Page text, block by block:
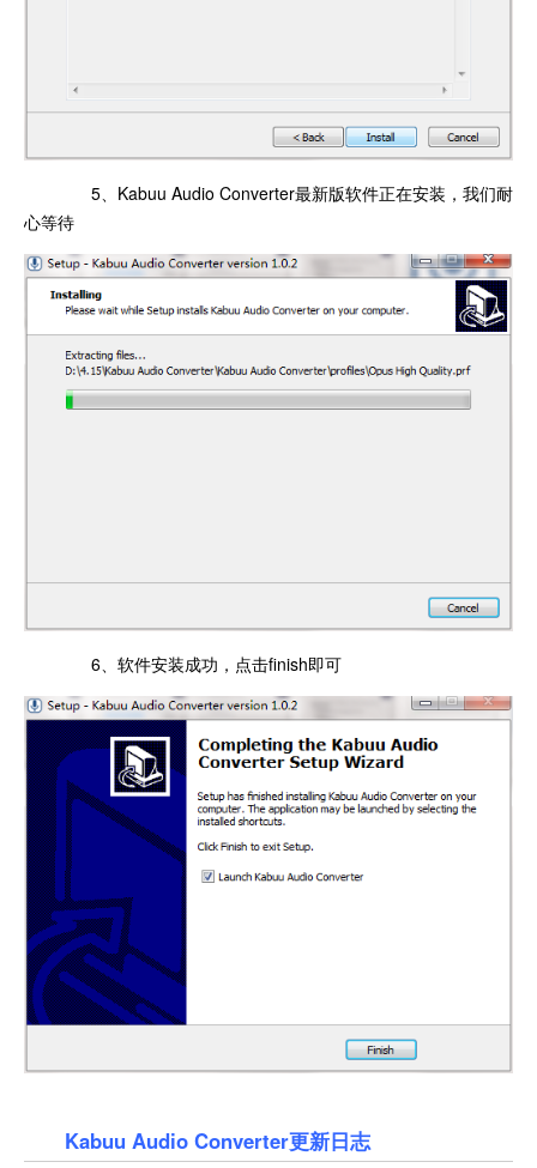
5、Kabuu Audio Converter最新版软件正在安装，我们耐
心等待
6、软件安装成功，点击finish即可
Kabuu Audio Converter更新日志